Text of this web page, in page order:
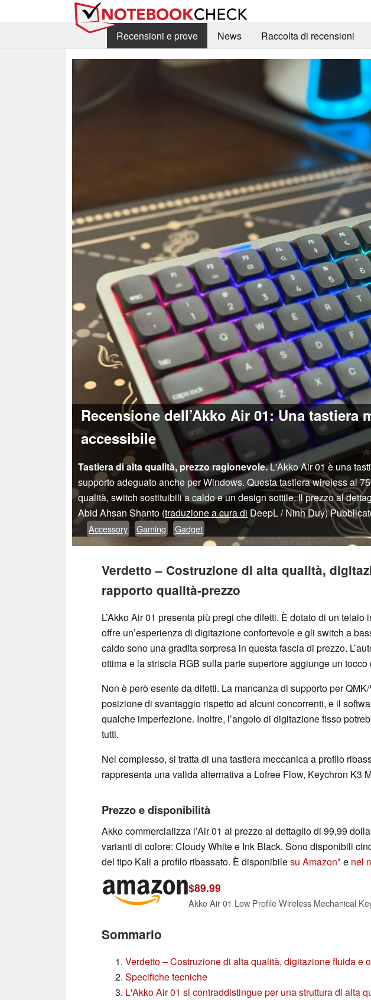
Recensioni e prove
News Raccolta di recensioni
Recensione dell’Akko Air 01: Una
accessibile
Tastiera di alta qualità, prezzo ragionevole.L'Akko Air 01 è una
supporto adeguato anche per Windows. Questa tastiera wireless al
qualità, switch sostituibili a caldo e un design sottile. Il prezzo al
Abid Ahsan Shanto (traduzione a cura di DeepL / Ninh Duy)
Accessory Gaming Gadget
Verdetto – Costruzione di alta qualità,
rapporto qualità-prezzo
L’Akko Air 01 presenta più pregi che difetti. È dotato di un
offre un’esperienza di digitazione confortevole e gli switch a
caldo sono una gradita sorpresa in questa fascia di prezzo.
ottima e la striscia RGB sulla parte superiore aggiunge un tocco
Non è però esente da difetti. La mancanza di supporto per
posizione di svantaggio rispetto ad alcuni concorrenti, e il
qualche imperfezione. Inoltre, l’angolo di digitazione fisso
tutti.
Nel complesso, si tratta di una tastiera meccanica a profilo
rappresenta una valida alternativa a Lofree Flow, Keychron K3
Prezzo e disponibilità
Akko commercializza l’Air 01 al prezzo al dettaglio di 99,99
varianti di colore: Cloudy White e Ink Black. Sono disponibili
del tipo Kali a profilo ribassato. È disponibilesu Amazon e nel
$89.99
Sommario
Verdetto – Costruzione di alta qualità, digitazione fluida e
Specifiche tecniche
L'Akko Air 01 si contraddistingue per una struttura di alta